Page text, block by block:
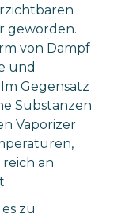
geworden.
von Dampf
und
Gegensatz
Substanzen
Vaporizer
an
zu